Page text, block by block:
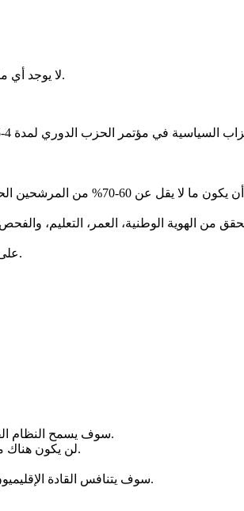
لا يوجد أي منطق أو حاجة لوجود مئات الأحزاب السياسية. يحتاج أي بلد الى عدد قليل من الأحزاب تتنافس حول سياسات وبرامج واضحة للناخبين.
من الهوية الوطنية، العمر، التعليم،
على المدى الطويل، ستعمل هذه الفحوصات الأمنية كرادع للسياسيين الطامحين من ارتكاب الجرائم أو تكوين روابط أو اتصالات مشبوهة.
سوف يسمح النظام الفدرالي بظهور القادة الإقليميين الذين ينافسون القادة التقليديين ثم يصيروا أنفسهم قادة قوميين وتنتفي سيطرة الوسط على الهامش.
لن يكون هناك مجال للأيديولوجيات التي تدّعي فلسفة أو تفكيرًا متفوقًا، والتي تنحرف لأسباب مختلفة عن النهج الوطني وتلبية احتياجات كل الولايات.
سوف يتنافس القادة الإقليميون من أصحاب الرؤية على القيادة الوطنية بفضل فوائد وجودهم في البرلمان القومي الذي يمثل الوحدة الوطنية والتعاون بين الولايات.